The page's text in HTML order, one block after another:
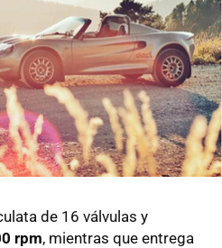
de 16 válvulas y
rpm, mientras que entrega